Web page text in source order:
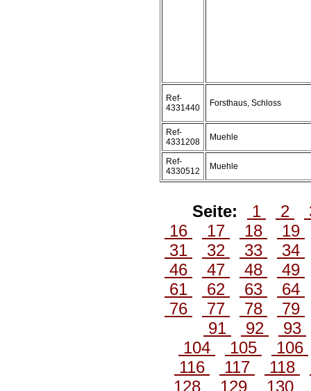
Ref-
4331440
Forsthaus, Schloss
Ref-
4331208
Muehle
Ref-
4330512
Muehle
Seite: 1 2
16
17 18
19
31
32 33
34
46
47 48
49
61
62 63
64
76
77 78
79
91
92
93
104
105
106
116
117 118
128
129 130